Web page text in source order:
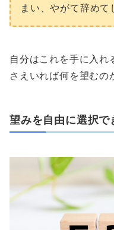
まい、やがて辞めて
自分はこれを手に入れ
さえいれば何を望むの
望みを自由に選択で